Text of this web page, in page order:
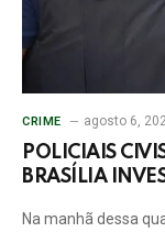
CRIME agosto 6,
POLICIAIS
BRASÍLIA
Na manhã dessa